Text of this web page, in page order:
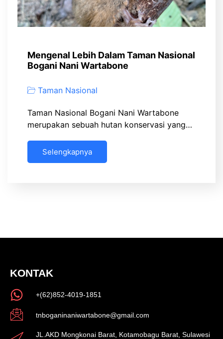
Mengenal Lebih Dalam Taman Nasional
Bogani Nani Wartabone
Taman Nasional
Taman Nasional Bogani Nani Wartabone
merupakan sebuah hutan konservasi yang…
Selengkapnya
KONTAK
+(62)852-4019-1851
tnboganinaniwartabone@gmail.com
JL.AKD Mongkonai Barat, Kotamobagu Barat, Sulawesi